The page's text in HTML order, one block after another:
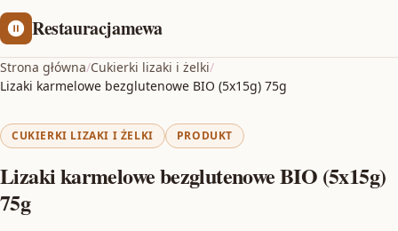
Restauracjamewa
Strona główna/Cukierki lizaki i żelki/
Lizaki karmelowe bezglutenowe BIO (5x15g) 75g
CUKIERKI LIZAKI I ŻELKI PRODUKT
Lizaki karmelowe bezglutenowe BIO (5x15g)
75g